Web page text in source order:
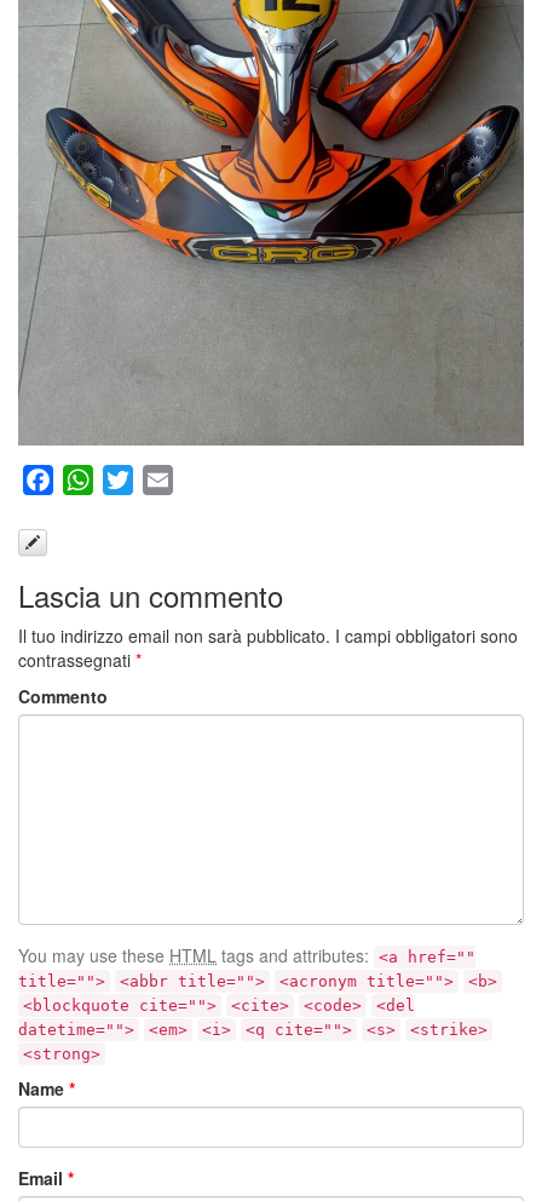
FacebookWhatsApp
Twitter
Lascia un commento
Il tuo indirizzo email non sarà pubblicato. I campi obbligatori sono
contrassegnati *
Commento
You may use these HTML tags and attributes: <a href=""
title="">
<abbr title=""> <acronym title="">
<b>
<blockquote cite="">
<cite> <code>
<del
datetime="">
<em> <i> <q cite=""> <s>
<strike>
<strong>
Name *
Email *